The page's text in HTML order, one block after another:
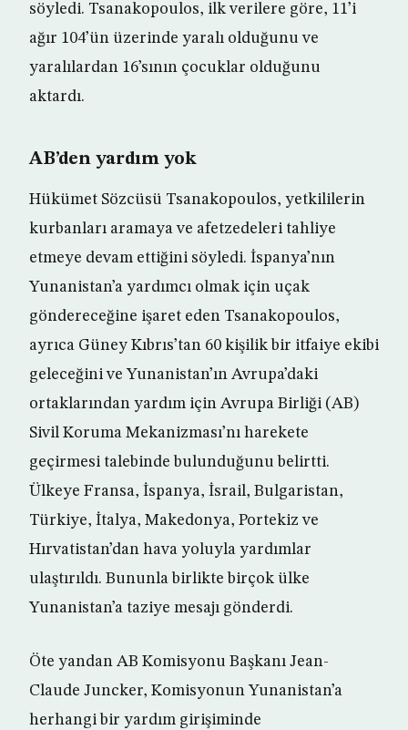
söyledi. Tsanakopoulos, ilk verilere göre, 11’i
ağır 104’ün üzerinde yaralı olduğunu ve
yaralılardan 16’sının çocuklar olduğunu
aktardı.
AB’den yardım yok
Hükümet Sözcüsü Tsanakopoulos, yetkililerin
kurbanları aramaya ve afetzedeleri tahliye
etmeye devam ettiğini söyledi. İspanya’nın
Yunanistan’a yardımcı olmak için uçak
göndereceğine işaret eden Tsanakopoulos,
ayrıca Güney Kıbrıs’tan 60 kişilik bir itfaiye ekibi
geleceğini ve Yunanistan’ın Avrupa’daki
ortaklarından yardım için Avrupa Birliği (AB)
Sivil Koruma Mekanizması’nı harekete
geçirmesi talebinde bulunduğunu belirtti.
Ülkeye Fransa, İspanya, İsrail, Bulgaristan,
Türkiye, İtalya, Makedonya, Portekiz ve
Hırvatistan’dan hava yoluyla yardımlar
ulaştırıldı. Bununla birlikte birçok ülke
Yunanistan’a taziye mesajı gönderdi.
Öte yandan AB Komisyonu Başkanı Jean-
Claude Juncker, Komisyonun Yunanistan’a
herhangi bir yardım girişiminde